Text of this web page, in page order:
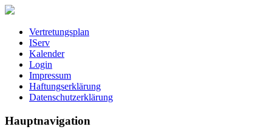
Vertretungsplan
IServ
Kalender
Login
Impressum
Haftungserklärung
Datenschutzerklärung
Hauptnavigation